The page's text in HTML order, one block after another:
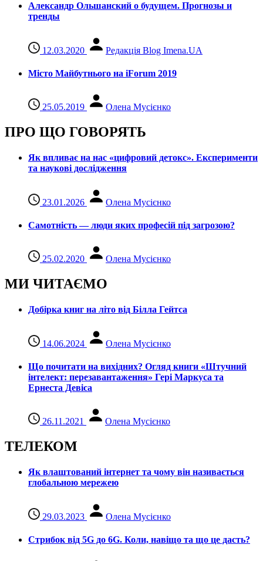
Александр Ольшанский о будущем. Прогнозы и
тренды
12.03.2020 Редакція Blog Imena.UA
Місто Майбутнього на iForum 2019
25.05.2019 Олена Мусієнко
ПРО ЩО ГОВОРЯТЬ
Як впливає на нас «цифровий детокс». Експерименти
та наукові дослідження
23.01.2026 Олена Мусієнко
Самотність — люди яких професій під загрозою?
25.02.2020 Олена Мусієнко
МИ ЧИТАЄМО
Добірка книг на літо від Білла Гейтса
14.06.2024 Олена Мусієнко
Що почитати на вихідних? Огляд книги «Штучний
інтелект: перезавантаження» Гері Маркуса та
Ернеста Девіса
26.11.2021 Олена Мусієнко
ТЕЛЕКОМ
Як влаштований інтернет та чому він називається
глобальною мережею
29.03.2023 Олена Мусієнко
Стрибок від 5G до 6G. Коли, навіщо та що це даcть?